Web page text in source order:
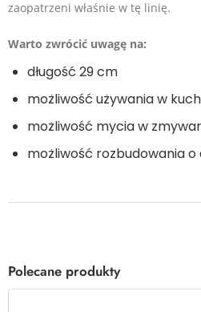
zaopatrzeni właśnie w tę linię.
Warto zwrócić uwagę na:
długość 29 cm
możliwość używania w
możliwość mycia w
możliwość rozbudowania
Polecane produkty